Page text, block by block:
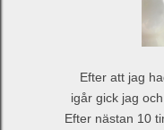
Efter att jag
igår gick jag
Efter nästan 10